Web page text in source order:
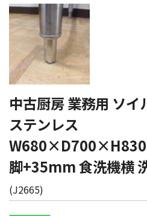
中古厨房 業務用 ソイ
ステンレス
脚+35mm 食洗機横
(J2665)